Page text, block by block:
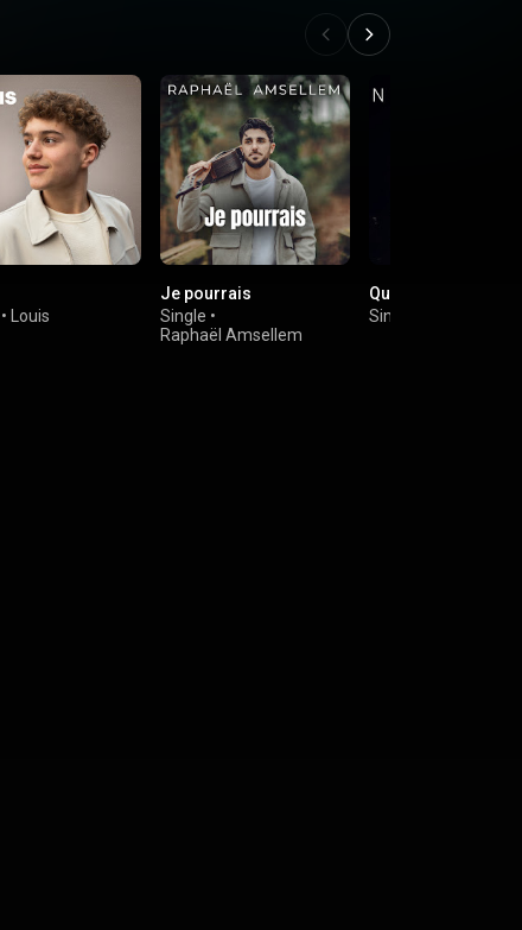
• Louis
Je pourrais
Single •
Raphaël Amsellem
Quelqu'un de mieux
Single